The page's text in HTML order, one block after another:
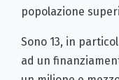
popolazione
Sono 13, in
ad un